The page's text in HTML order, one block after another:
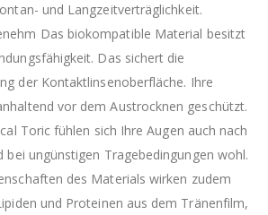
und Langzeitverträglichkeit.
Das biokompatible Material besitzt
Das sichert die
der Kontaktlinsenoberfläche. Ihre
vor dem Austrocknen geschützt.
Toric fühlen sich Ihre Augen auch nach
bei ungünstigen Tragebedingungen wohl.
des Materials wirken zudem
und Proteinen aus dem Tränenfilm,